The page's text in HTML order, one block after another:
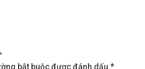
bắt buộc được đánh dấu *